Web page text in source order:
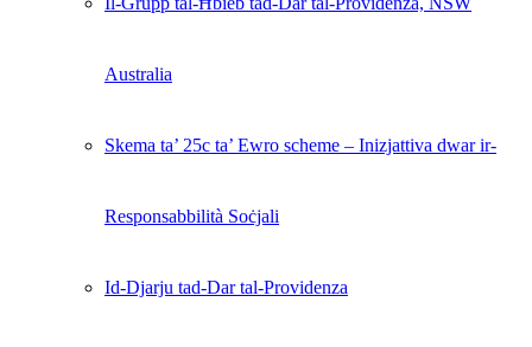
Australia
Skema ta’ 25c ta’ Ewro scheme – Inizjattiva dwar ir-
Responsabbilità Soċjali
Id-Djarju tad-Dar tal-Providenza